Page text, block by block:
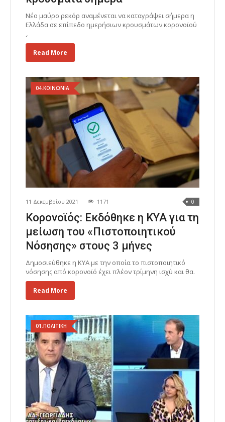
Νέο μαύρο ρεκόρ αναμένεται να καταγράψει σήμερα η
Ελλάδα σε επίπεδο ημερήσιων κρουσμάτων κορονοϊού
,.
Read More
04.ΚΟΙΝΩΝΙΑ
11 Δεκεμβρίου 2021 1171 0
Κορονοϊός: Εκδόθηκε η ΚΥΑ για τη
μείωση του «Πιστοποιητικού
Νόσησης» στους 3 μήνες
Δημοσιεύθηκε η ΚΥΑ με την οποία το πιστοποιητικό
νόσησης από κορονοϊό έχει πλέον τρίμηνη ισχύ και θα.
Read More
01.ΠΟΛΙΤΙΚΗ